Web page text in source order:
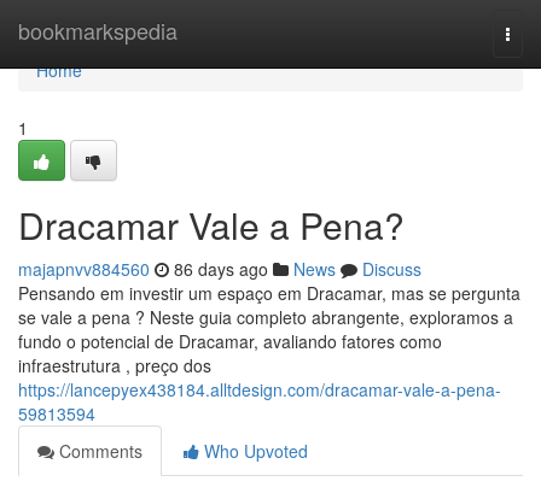
bookmarkspedia
Home
Home
1
Dracamar Vale a Pena?
majapnvv884560 86 days ago News
Discuss
Pensando em investir um espaço em Dracamar, mas se pergunta
se vale a pena ? Neste guia completo abrangente, exploramos a
fundo o potencial de Dracamar, avaliando fatores como
infraestrutura , preço dos
https://lancepyex438184.alltdesign.com/dracamar-vale-a-pena-
59813594
Comments
Who Upvoted